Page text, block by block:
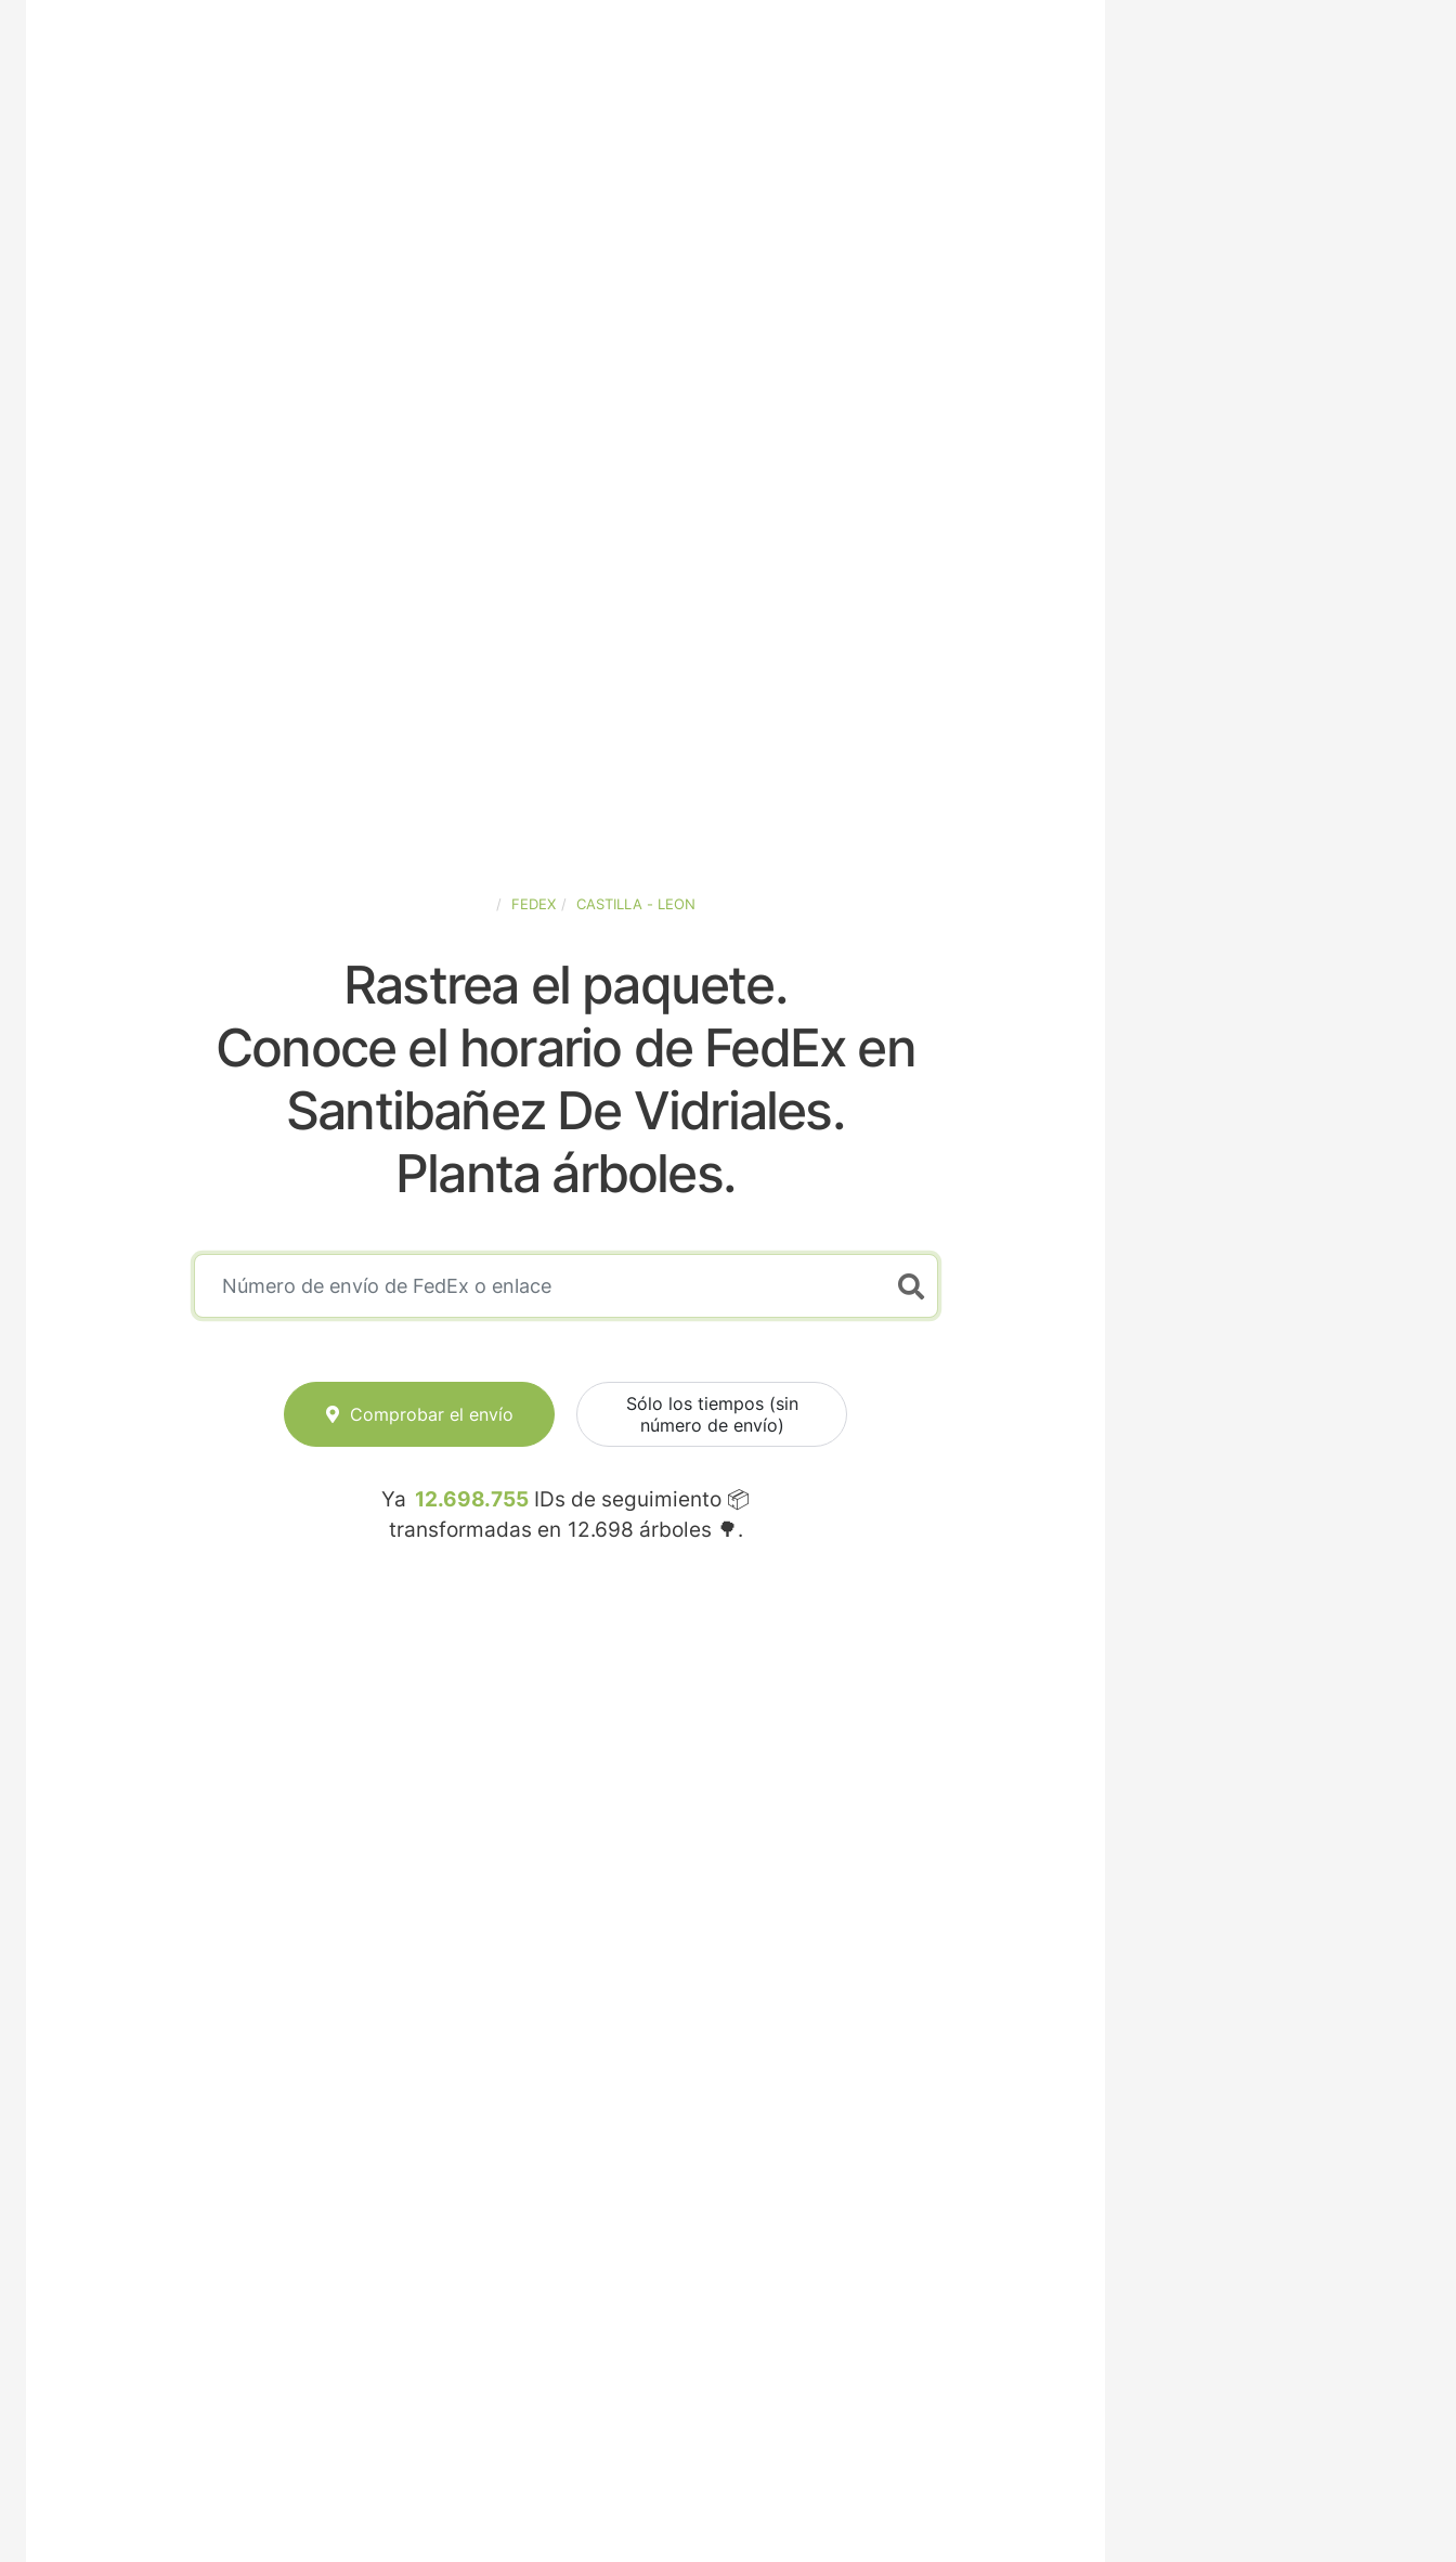
FEDEX CASTILLA - LEON
Rastrea el paquete.
Conoce el horario de FedEx en
Santibañez De Vidriales.
Planta árboles.
Comprobar el envío
Sólo los tiempos (sin
número de envío)
Ya 12.698.755 IDs de seguimiento 📦
transformadas en 12.698 árboles 🌳.